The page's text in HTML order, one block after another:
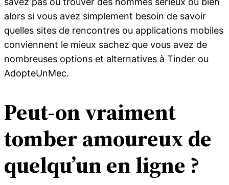
alors si vous avez simplement besoin de savoir
quelles sites de rencontres ou applications mobiles
conviennent le mieux sachez que vous avez de
nombreuses options et alternatives à Tinder ou
AdopteUnMec.
Peut-on vraiment
tomber amoureux de
quelqu’un en ligne ?